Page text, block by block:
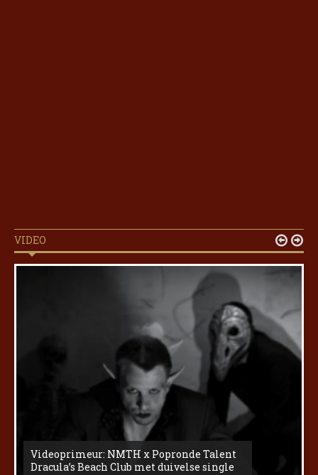
VIDEO
Videoprimeur: NMTH x Popronde Talent
Dracula’s Beach Club met duivelse single
 